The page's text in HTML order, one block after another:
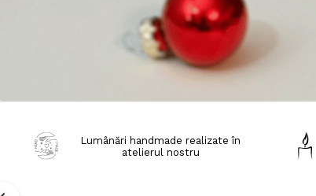
Lumânări handmade realizate în
atelierul nostru